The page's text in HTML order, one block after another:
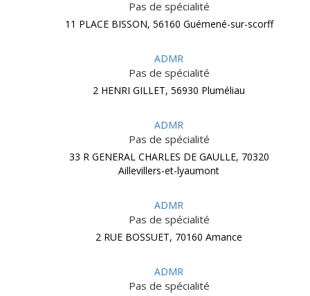
Pas de spécialité
11 PLACE BISSON, 56160 Guémené-sur-scorff
ADMR
Pas de spécialité
2 HENRI GILLET, 56930 Pluméliau
ADMR
Pas de spécialité
33 R GENERAL CHARLES DE GAULLE, 70320
Aillevillers-et-lyaumont
ADMR
Pas de spécialité
2 RUE BOSSUET, 70160 Amance
ADMR
Pas de spécialité